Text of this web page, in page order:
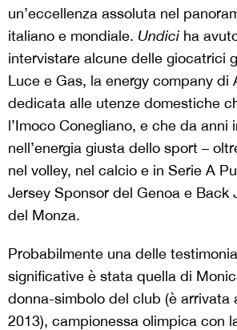
un’eccellenza assoluta nel
italiano e mondiale. Undici ha
intervistare alcune delle giocatrici
Luce e Gas, la energy company di
dedicata alle utenze domestiche
l’Imoco Conegliano, e che da anni
nell’energia giusta dello sport –
nel volley, nel calcio e in Serie A
Jersey Sponsor del Genoa e Back
del Monza.
Probabilmente una delle
significative è stata quella di
donna-simbolo del club (è arrivata
2013), campionessa olimpica con